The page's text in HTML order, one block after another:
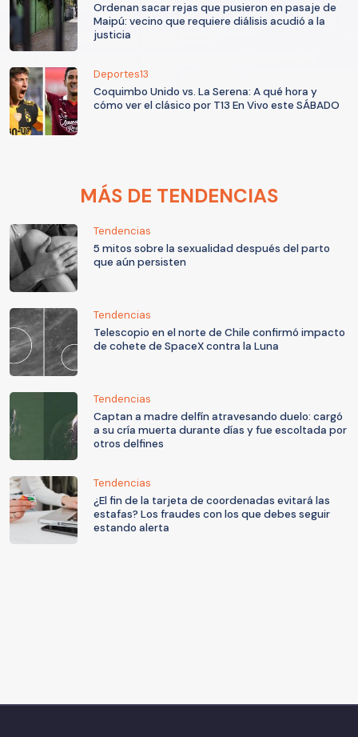
Ordenan sacar rejas que pusieron en pasaje de
Maipú: vecino que requiere diálisis acudió a la
justicia
Deportes13
Coquimbo Unido vs. La Serena: A qué hora y
cómo ver el clásico por T13 En Vivo este SÁBADO
MÁS DE TENDENCIAS
Tendencias
5 mitos sobre la sexualidad después del parto
que aún persisten
Tendencias
Telescopio en el norte de Chile confirmó impacto
de cohete de SpaceX contra la Luna
Tendencias
Captan a madre delfín atravesando duelo: cargó
a su cría muerta durante días y fue escoltada por
otros delfines
Tendencias
¿El fin de la tarjeta de coordenadas evitará las
estafas? Los fraudes con los que debes seguir
estando alerta